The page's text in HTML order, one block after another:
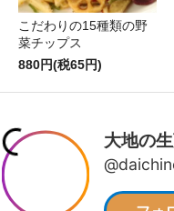
こだわりの15種類の野
菜チップス
880円(税65円)